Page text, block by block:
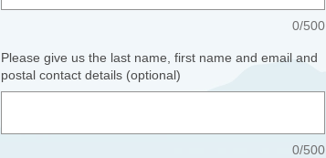
0/500
Please give us the last name, first name and email and
postal contact details (optional)
0/500